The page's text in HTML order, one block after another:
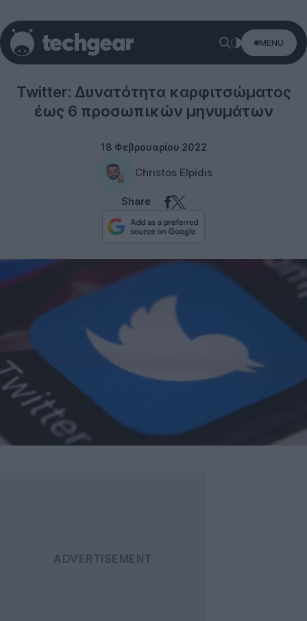
MENU
Twitter: Δυνατότητα καρφιτσώματος
έως 6 προσωπικών μηνυμάτων
18 Φεβρουαρίου 2022
Christos Elpidis
Share